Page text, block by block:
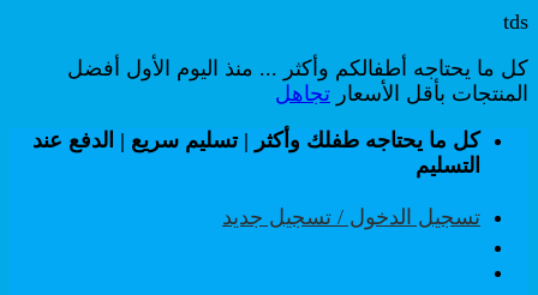
tds
كل ما يحتاجه أطفالكم وأكثر ... منذ اليوم الأول أفضل
المنتجات بأقل الأسعار تجاهل
تخطي
للمحتوى
كل ما يحتاجه طفلك وأكثر | تسليم سريع | الدفع عند
التسليم
تسجيل الدخول / تسجيل جديد